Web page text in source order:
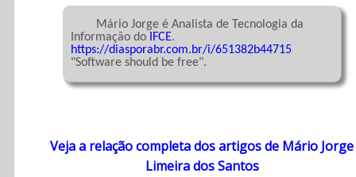
Informação do IFCE
https://diasporabr.com.br/i/651382b44715
"Software should be free".
Veja a relação completa dos artigos de Mário Jorge
Limeira dos Santos